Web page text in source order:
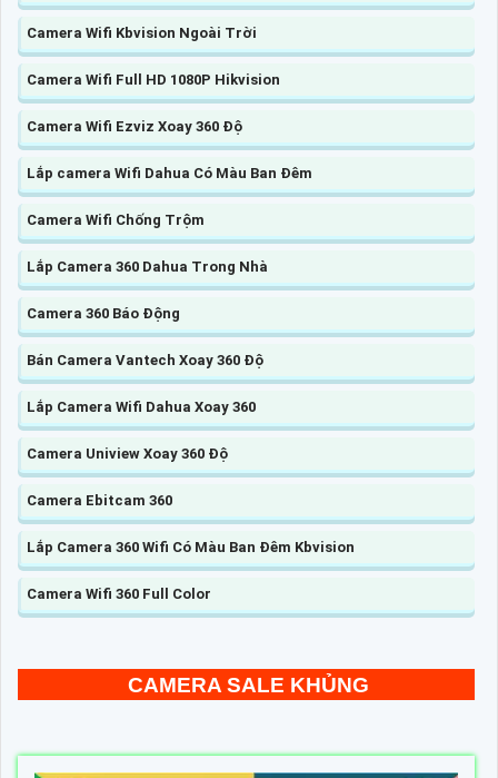
Camera Wifi Kbvision Ngoài Trời
Camera Wifi Full HD 1080P Hikvision
Camera Wifi Ezviz Xoay 360 Độ
Lắp camera Wifi Dahua Có Màu Ban Đêm
Camera Wifi Chống Trộm
Lắp Camera 360 Dahua Trong Nhà
Camera 360 Báo Động
Bán Camera Vantech Xoay 360 Độ
Lắp Camera Wifi Dahua Xoay 360
Camera Uniview Xoay 360 Độ
Camera Ebitcam 360
Lắp Camera 360 Wifi Có Màu Ban Đêm Kbvision
Camera Wifi 360 Full Color
CAMERA SALE KHỦNG